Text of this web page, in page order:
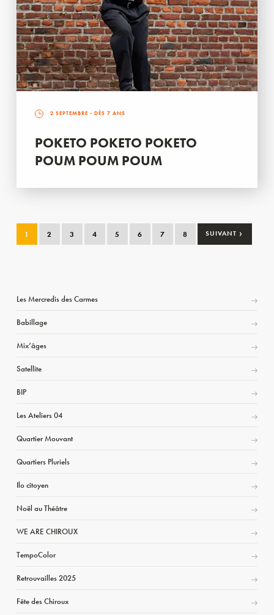
2 SEPTEMBRE - DÈS 7 ANS
POKETO POKETO POKETO
POUM POUM POUM
1 2 3 4 5 6 7 8 SUIVANT ›
Les Mercredis des Carmes
Babillage
Mix’âges
Satellite
BIP
Les Ateliers 04
Quartier Mouvant
Quartiers Pluriels
Ilo citoyen
Noël au Théâtre
WE ARE CHIROUX
TempoColor
Retrouvailles 2025
Fête des Chiroux